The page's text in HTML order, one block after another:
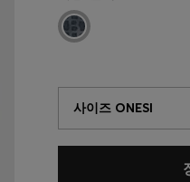
사이즈 ONESI